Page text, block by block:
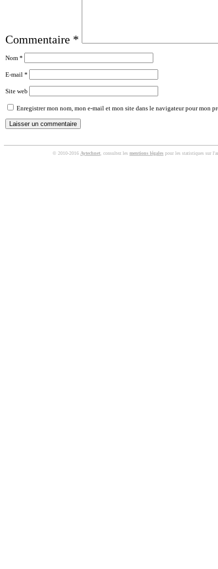
Commentaire *
Nom *
E-mail *
Site web
Enregistrer mon nom, mon e-mail et mon site dans le navigateur pour mon
© 2010-2016 Aytechnet , consultez les mentions légales pour les statistiques sur